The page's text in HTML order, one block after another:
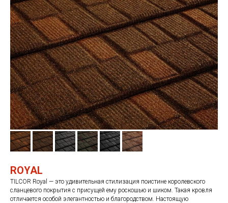
ROYAL
TILCOR Royal — это удивительная стилизация поистине королевского
сланцевого покрытия с присущей ему роскошью и шиком. Такая кровля
отличается особой элегантностью и благородством. Настоящую